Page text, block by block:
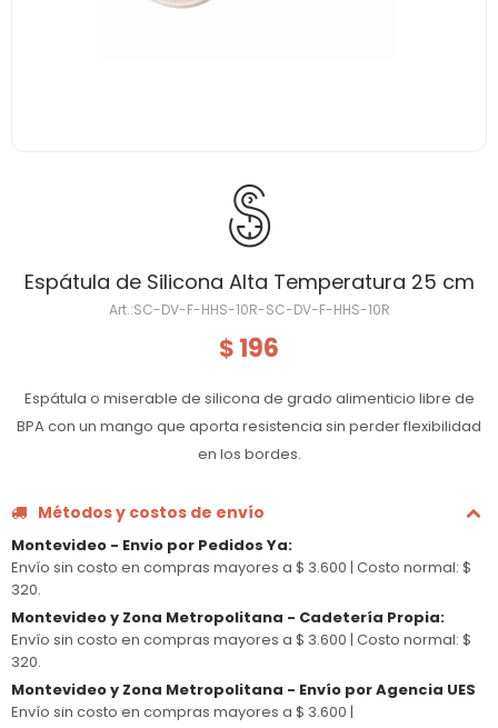
Espátula de Silicona Alta Temperatura 25 cm
SC-DV-F-HHS-10R-SC-DV-F-HHS-10R
$ 196
Espátula o miserable de silicona de grado alimenticio libre de
BPA con un mango que aporta resistencia sin perder flexibilidad
en los bordes.
Métodos y costos de envío
Montevideo - Envio por Pedidos Ya:
Envío sin costo en compras mayores a $ 3.600 | Costo normal: $
320.
Montevideo y Zona Metropolitana - Cadetería Propia:
Envío sin costo en compras mayores a $ 3.600 | Costo normal: $
320.
Montevideo y Zona Metropolitana - Envío por Agencia UES
Envío sin costo en compras mayores a $ 3.600 |